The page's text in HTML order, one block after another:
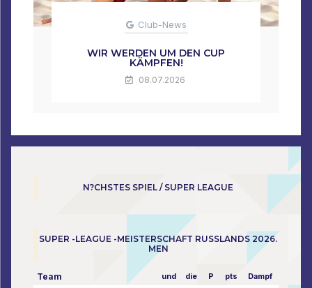
Club-News
WIR WERDEN UM DEN CUP
KÄMPFEN!
08.07.2026
N?CHSTES SPIEL / SUPER LEAGUE
SUPER -LEAGUE -MEISTERSCHAFT RUSSLANDS 2026.
MEN
Team und die P pts Dampf